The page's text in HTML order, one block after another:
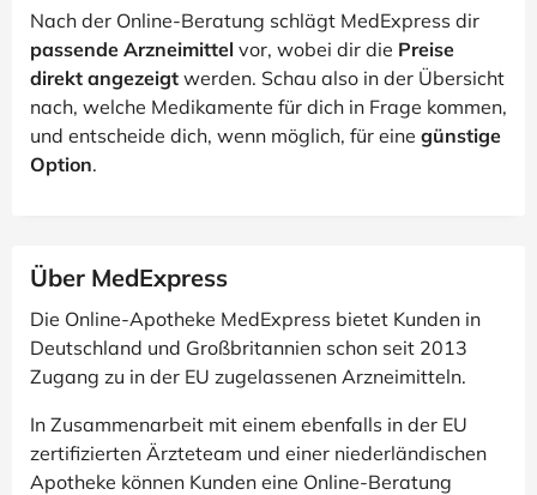
Nach der Online-Beratung schlägt MedExpress dir
passende Arzneimittel vor, wobei dir die Preise
direkt angezeigt werden. Schau also in der Übersicht
nach, welche Medikamente für dich in Frage kommen,
und entscheide dich, wenn möglich, für eine günstige
Option.
Über MedExpress
Die Online-Apotheke MedExpress bietet Kunden in
Deutschland und Großbritannien schon seit 2013
Zugang zu in der EU zugelassenen Arzneimitteln.
In Zusammenarbeit mit einem ebenfalls in der EU
zertifizierten Ärzteteam und einer niederländischen
Apotheke können Kunden eine Online-Beratung